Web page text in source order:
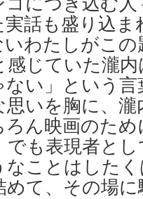
話も盛り込ま
いわたしがこ
じていた瀧
い」という
いを胸に、
ろん映画のた
も表現者と
なことはした
めて、その場